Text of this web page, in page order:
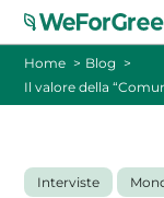
TARIFFE
Home
Blog
Il valore della
Interviste